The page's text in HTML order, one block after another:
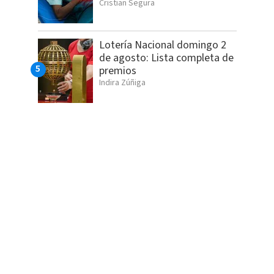
Cristian Segura
Lotería Nacional domingo 2
de agosto: Lista completa de
premios
Indira Zúñiga